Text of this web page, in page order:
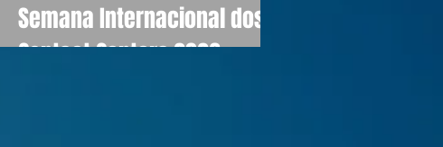
Semana Internacional dos
Contact Centers 2026